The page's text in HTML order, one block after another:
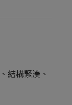
結構緊湊、